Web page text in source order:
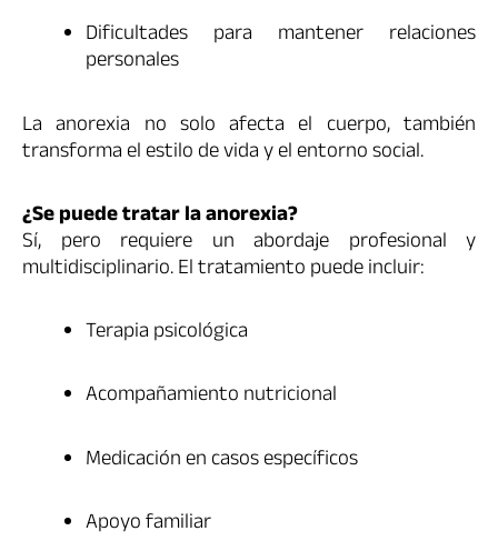
Dificultades para mantener relaciones
personales
La anorexia no solo afecta el cuerpo, también
transforma el estilo de vida y el entorno social.
¿Se puede tratar la anorexia?
Sí, pero requiere un abordaje profesional y
multidisciplinario. El tratamiento puede incluir:
Terapia psicológica
Acompañamiento nutricional
Medicación en casos específicos
Apoyo familiar